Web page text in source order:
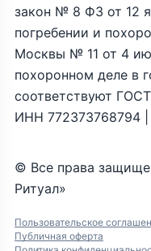
© Все права
Ритуал»
Пользовательское
Публичная оферта
закон № 8 ФЗ от 12
погребении и
Москвы № 11 от 4
похоронном деле в
соответствуют
ИНН 772373768794